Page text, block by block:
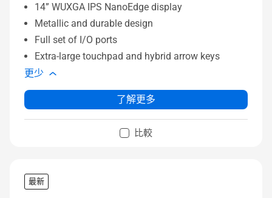
14” WUXGA IPS NanoEdge display
Metallic and durable design
Full set of I/O ports
Extra-large touchpad and hybrid arrow keys
更少
了解更多
比較
最新